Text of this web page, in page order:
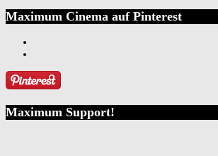
Maximum Cinema auf Pinterest
Maximum Support!